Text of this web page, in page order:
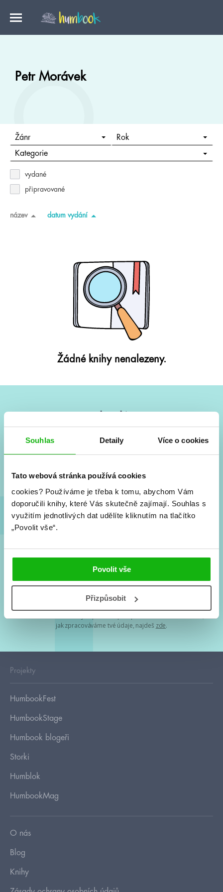
Souhlas Detaily Více o cookies
Tato webová stránka používá cookies
cookies? Používáme je třeba k tomu, abychom Vám
doporučili knihy, které Vás skutečně zajímají. Souhlas s
využitím jednotlivých dat udělíte kliknutím na tlačítko
„Povolit vše“.
Povolit vše
Přizpůsobit
Petr Morávek
Žánr Rok
Kategorie
vydané
připravované
název datum vydání
Žádné knihy nenalezeny.
Vše kolem #youngadult každý měsíc rovnou do mailu!
a seriálové adaptace a další.
Souhlasím spodmínkami zpracování osobních údajů
Tvá e-mailová adresa je u nás v bezpečí. Přečti si
jak zpracováváme tvé údaje, najdeš zde.
Projekty
HumbookFest
HumbookStage
Humbook blogeři
Storki
Humblok
HumbookMag
O nás
Blog
Knihy